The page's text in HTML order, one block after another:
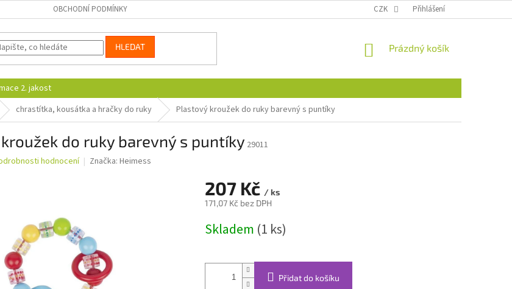
OBCHODNÍ PODMÍNKY CZK Přihlášení
HLEDAT
NÁKUPNÍ
Prázdný košík
2. jakost
chrastítka, kousátka a hračky do ruky Plastový kroužek do ruky barevný s puntíky
do ruky barevný s puntíky 29011
hodnocení Značka: Heimess
207 Kč / ks
171,07 Kč bez DPH
cena:
Skladem (1 ks)
Přidat do košíku